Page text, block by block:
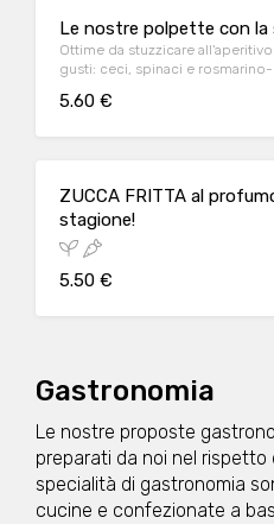
Le nostre polpette con
Ottime da stuzzicare
gusti: ceci, spinaci e
5.60 €
ZUCCA FRITTA al
stagione!
5.50 €
Gastronomia
Le nostre proposte
preparati da noi nel rispetto
specialità di gastronomia
cucine e confezionate a